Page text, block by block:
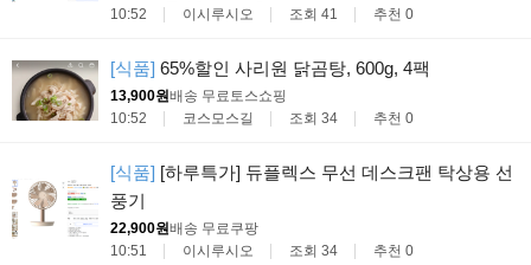
10:52
이시루시오 조회 41 추천 0
[식품] 65%할인 사리원 닭곰탕, 600g, 4팩
13,900원배송 무료토스쇼핑
10:52
코스모스길 조회 34 추천 0
[식품] [하루특가] 듀플렉스 무선 데스크팬 탁상용 선
풍기
22,900원배송 무료쿠팡
10:51
이시루시오 조회 34 추천 0